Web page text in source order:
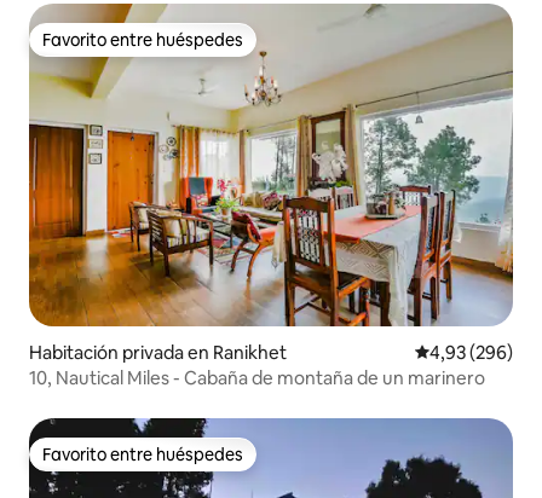
Favorito entre huéspedes
Favorito entre huéspedes
Habitación privada en Ranikhet Calificación
4,93 (296)
10, Nautical Miles - Cabaña de montaña de un marinero
Favorito entre huéspedes
Favorito entre huéspedes